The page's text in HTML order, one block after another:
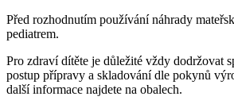
Před rozhodnutím používání náhrady
pediatrem.
Pro zdraví dítěte je důležité vždy dodržovat
postup přípravy a skladování dle pokynů
další informace najdete na obalech.